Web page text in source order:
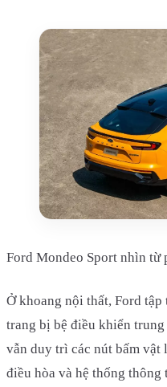
Ford Mondeo Sport nhìn từ
Ở khoang nội thất, Ford
trang bị bệ điều khiển
vẫn duy trì các nút bấm
điều hòa và hệ thống